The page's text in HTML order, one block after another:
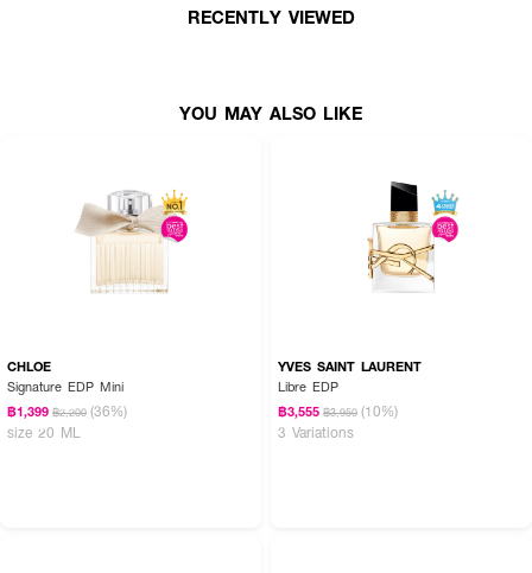
● Middle Notes: Lilac, Violet, Geranium, Rose
ข้อพับแขน และสามารถเพิ่มความหอมให้เสื้อผ้า เพื่อกลิ่นที่ติดทนตลอดทั้งวัน
RECENTLY VIEWED
YOU MAY ALSO LIKE
CHLOE
Signature EDP Mini
฿1,399 ฿2,200 (36%)
size 20 ML
YVES SAINT LAURENT
Libre EDP
฿3,555 ฿3,950 (10%)
3 Variations